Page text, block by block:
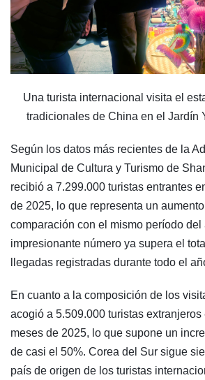
Una turista internacional visita el
tradicionales de China en el Jardín
Según los datos más recientes de la
Municipal de Cultura y Turismo de
recibió a 7.299.000 turistas entrantes
de 2025, lo que representa un
comparación con el mismo período del
impresionante número ya supera el
llegadas registradas durante todo el
En cuanto a la composición de los
acogió a 5.509.000 turistas
meses de 2025, lo que supone un
de casi el 50%. Corea del Sur sigue
país de origen de los turistas